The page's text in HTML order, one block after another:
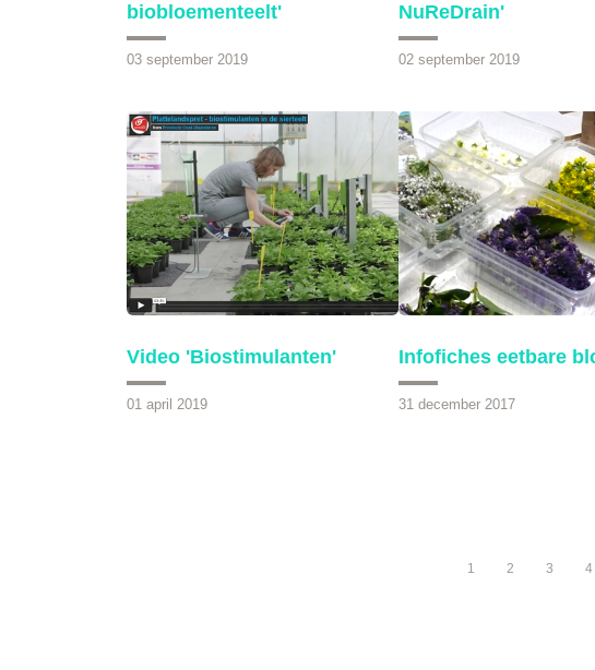
biobloementeelt'
03 september 2019
NuReDrain'
02 september 2019
Video 'Biostimulanten'
01 april 2019
Infofiches eetbare
31 december 2017
1 2 3 4